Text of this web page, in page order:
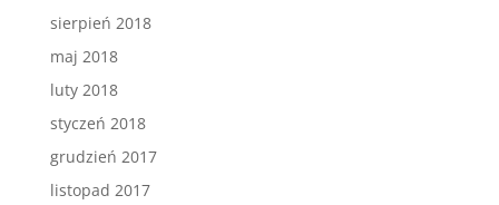
sierpień 2018
maj 2018
luty 2018
styczeń 2018
grudzień 2017
listopad 2017